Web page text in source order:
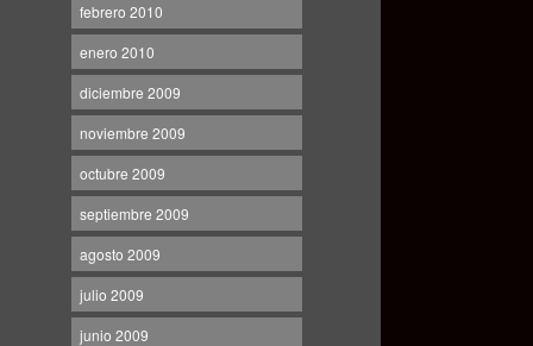
febrero 2010
enero 2010
diciembre 2009
noviembre 2009
octubre 2009
septiembre 2009
agosto 2009
julio 2009
junio 2009